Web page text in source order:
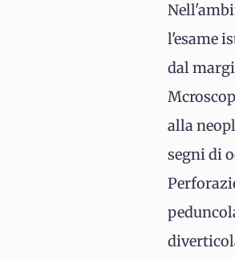
l'esame
dal
alla
segni di